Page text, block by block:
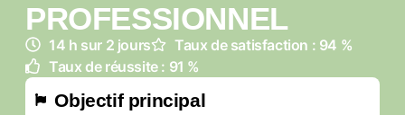
PROFESSIONNEL
14 h sur 2 jours
Taux de satisfaction : 94 %
Taux de réussite : 91 %
Objectif principal